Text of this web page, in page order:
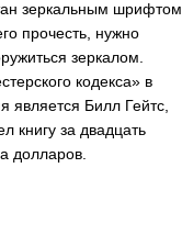
зеркальным шрифтом
прочесть, нужно
зеркалом.
кодекса» в
является Билл Гейтс,
книгу за двадцать
долларов.